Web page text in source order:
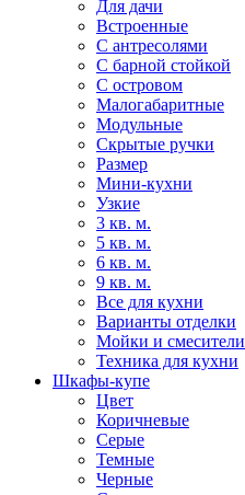
Для дачи
Встроенные
С антресолями
С барной стойкой
С островом
Малогабаритные
Модульные
Скрытые ручки
Размер
Мини-кухни
Узкие
3 кв. м.
5 кв. м.
6 кв. м.
9 кв. м.
Все для кухни
Варианты отделки
Мойки и смесители
Техника для кухни
Шкафы-купе
Цвет
Коричневые
Серые
Темные
Черные